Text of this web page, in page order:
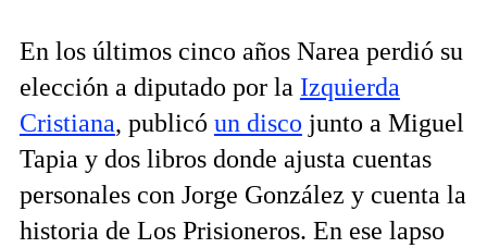
En los últimos cinco años Narea perdió su
elección a diputado por la Izquierda
Cristiana, publicó un disco junto a Miguel
Tapia y dos libros donde ajusta cuentas
personales con Jorge González y cuenta la
historia de Los Prisioneros. En ese lapso